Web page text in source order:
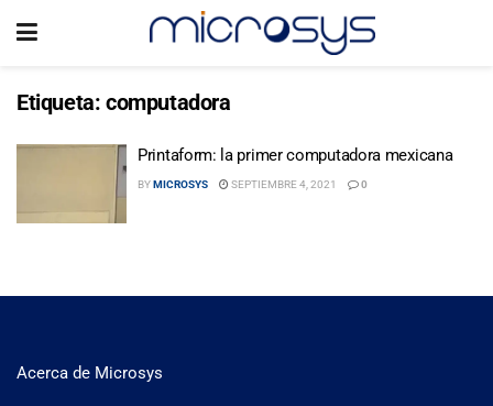
Etiqueta: computadora
Printaform: la primer computadora mexicana
BYMICROSYS SEPTIEMBRE 4, 2021 0
Acerca de Microsys